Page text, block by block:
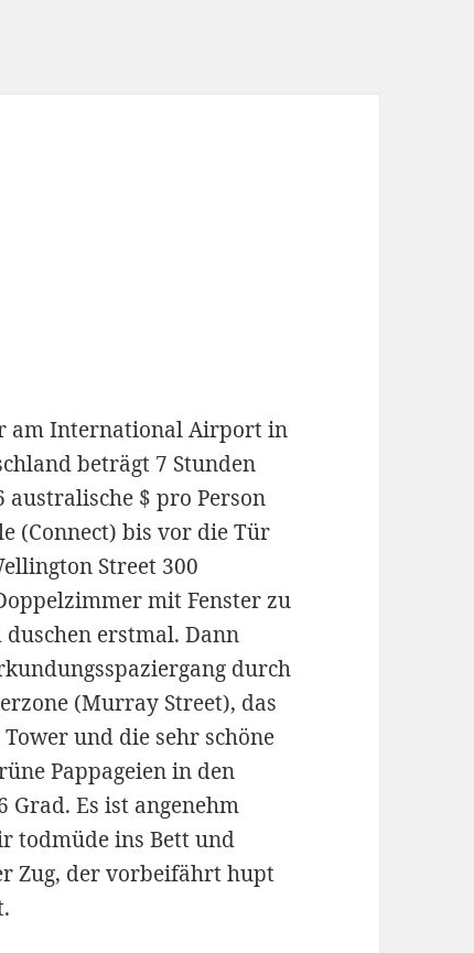
am International Airport in
beträgt 7 Stunden
australische $ pro Person
(Connect) bis vor die Tür
Street 300
mit Fenster zu
erstmal. Dann
durch
(Murray Street), das
und die sehr schöne
Pappageien in den
Es ist angenehm
todmüde ins Bett und
Zug, der vorbeifährt hupt